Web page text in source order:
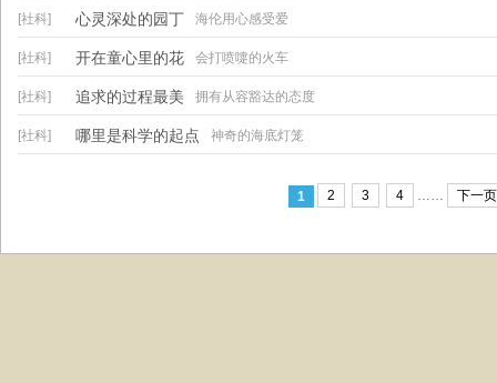
[社科] 心灵深处的园丁 海伦用心感受爱
[社科] 开在童心里的花 会打喷嚏的火车
[社科] 追求的过程最美 拥有从容豁达的态度
[社科] 哪里是科学的起点 神奇的海底灯笼
1 2 3 4 …… 下一页